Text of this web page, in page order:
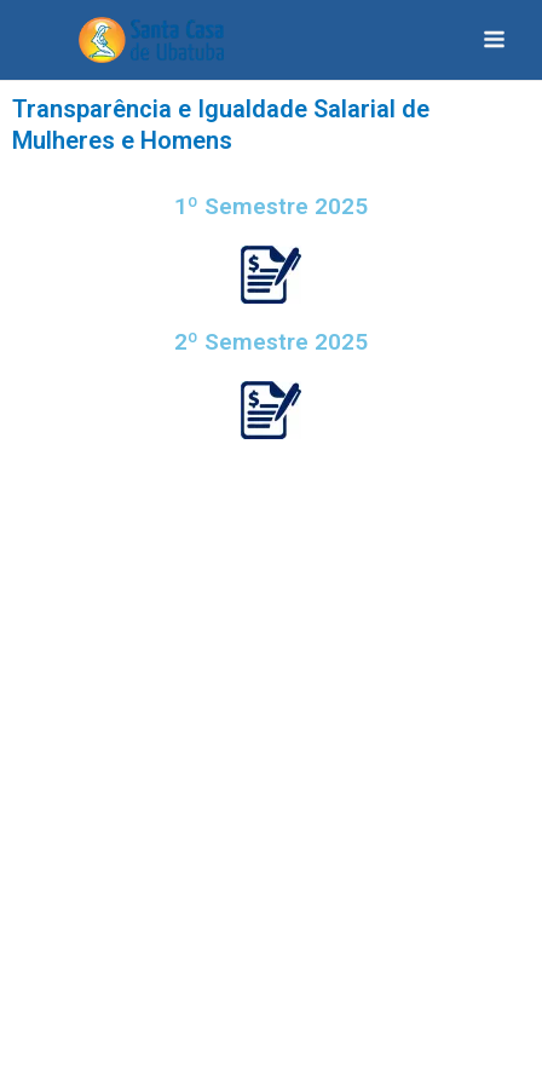
Transparência e Igualdade Salarial de
Mulheres e Homens
1º Semestre 2025
2º Semestre 2025